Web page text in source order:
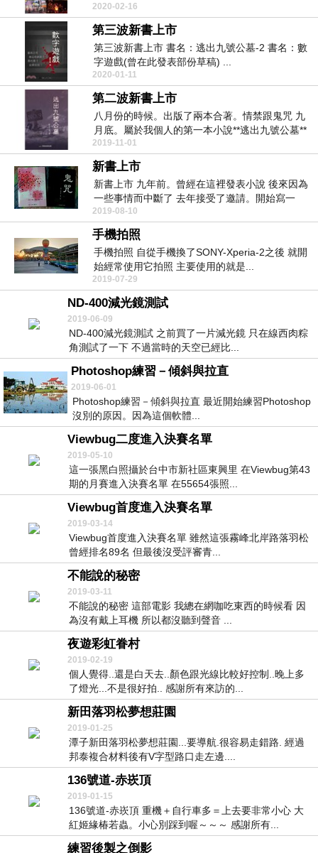
2020-02-16
第三波新書上市
第三波新書上市 書名：逃出九號公墓-2 書名：數
字遊戲(曾在此發表部份草稿) ...
2020-01-11
第二波新書上市
八月份的時候。出版了兩本合著。情禁跟鬼咒 九
月底。屬於我個人的第一本小說**逃出九號公墓**
上...
2019-11-01
新書上市
新書上市 九年前。曾經在這裡發表小說 後來因為
一些事情而中斷了 去年接受了邀請。開始寫一
些...
2019-08-10
手機拍照
手機拍照 自從手機換了SONY-Xperia-2之後 就開
始經常使用它拍照 主要使用的就是...
2019-07-29
ND-400減光鏡測試
2019-06-09
ND-400減光鏡測試 之前買了一片減光鏡 只在線西肉粽
角測試了一下 不過當時的天空已經比...
Photoshop練習－傾斜與拉直
2019-06-01
Photoshop練習－傾斜與拉直 最近開始練習Photoshop
沒別的原因。因為這個軟體...
Viewbug二度進入決賽名單
2019-05-10
這一張黑白照攝於台中市新社區東興里 在Viewbug第43
期的月賽進入決賽名單 在55654張照...
Viewbug首度進入決賽名單
2019-03-14
Viewbug首度進入決賽名單 雖然這張霧峰北岸路落羽松
曾經排名89名 但最後沒受評審青...
不能說的秘密
2019-03-11
不能說的秘密 這部電影 我總在網咖吃東西的時候看 因
為沒有戴上耳機 所以都沒聽到聲音 ...
夜遊彩虹眷村
2019-02-19
個人覺得..還是白天去..顏色跟光線比較好控制..晚上多
了燈光...不是很好拍.. 感謝所有來訪的...
新田落羽松夢想莊園
2019-01-25
潭子新田落羽松夢想莊園...要導航.很容易走錯路. 經過
邦泰複合材料後有V字型路口走左邊....
136號道-赤崁頂
2019-01-15
136號道-赤崁頂 重機＋自行車多＝上去要非常小心 大
紅姬緣椿若蟲。小心別踩到喔～～～ 感謝所有...
練習後製之倒影